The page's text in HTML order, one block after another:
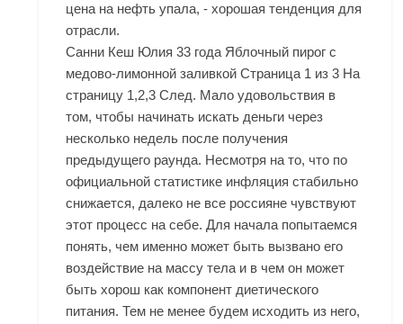
цена на нефть упала, - хорошая тенденция для
отрасли.
Санни Кеш Юлия 33 года Яблочный пирог с
медово-лимонной заливкой Страница 1 из 3 На
страницу 1,2,3 След. Мало удовольствия в
том, чтобы начинать искать деньги через
несколько недель после получения
предыдущего раунда. Несмотря на то, что по
официальной статистике инфляция стабильно
снижается, далеко не все россияне чувствуют
этот процесс на себе. Для начала попытаемся
понять, чем именно может быть вызвано его
воздействие на массу тела и в чем он может
быть хорош как компонент диетического
питания. Тем не менее будем исходить из него,